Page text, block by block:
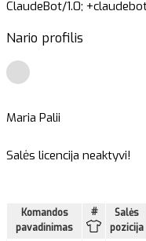
ClaudeBot/1.0;
Nario profilis
Maria Palii
Salės licencija neaktyvi!
Komandos
pavadinimas
#
Salės
pozicija